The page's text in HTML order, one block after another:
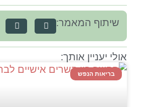
שיתוף המאמר:
אולי יעניין אותך:
בריאות הנפש